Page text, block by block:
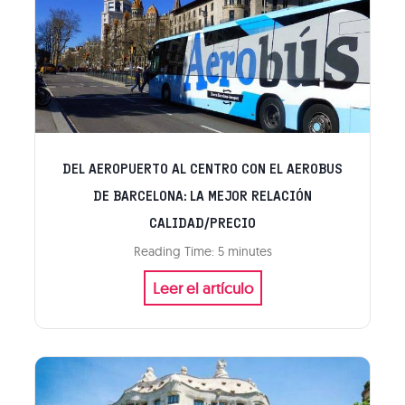
b
l
o
m
o
e
r
n
i
s
t
g
a
e
r
o
u
e
r
B
c
e
DEL AEROPUERTO AL CENTRO CON EL AEROBUS
DE BARCELONA: LA MEJOR RELACIÓN
CALIDAD/PRECIO
Reading Time: 5 minutes
Leer el artículoD
e
l
a
e